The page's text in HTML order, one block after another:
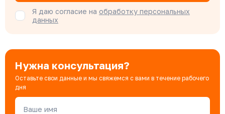
Я даю согласие на обработку персональных
данных
Нужна консультация?
Оставьте свои данные и мы свяжемся с вами в течение рабочего
дня
Ваше имя